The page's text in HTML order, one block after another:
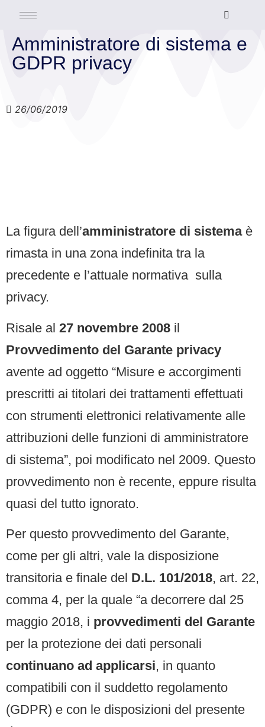
Amministratore di sistema e
GDPR privacy
26/06/2019
La figura dell’amministratore di sistemaè
rimasta in una zona indefinita tra la
precedente e l’attuale normativa sulla
privacy.
Risale al 27 novembre 2008 il
Provvedimento del Garante privacy
avente ad oggetto “Misure e accorgimenti
prescritti ai titolari dei trattamenti effettuati
con strumenti elettronici relativamente alle
attribuzioni delle funzioni di amministratore
di sistema”, poi modificato nel 2009. Questo
provvedimento non è recente, eppure risulta
quasi del tutto ignorato.
Per questo provvedimento del Garante,
come per gli altri, vale la disposizione
transitoria e finale del D.L. 101/2018, art. 22,
comma 4, per la quale “a decorrere dal 25
maggio 2018, i provvedimenti del Garante
per la protezione dei dati personali
continuano ad applicarsi, in quanto
compatibili con il suddetto regolamento
(GDPR) e con le disposizioni del presente